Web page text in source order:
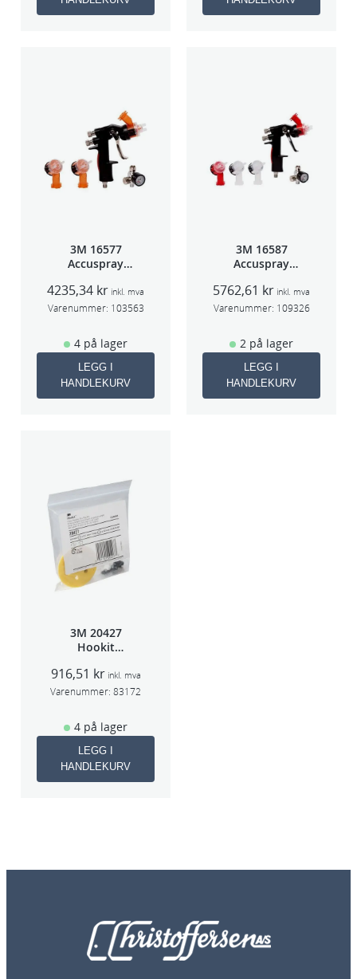
3M 16577
Accuspray
HG14
4235,34 kr inkl. mva
Varenummer: 103563
4 på lager
LEGG I
HANDLEKURV
3M 16587
Accuspray
HGP
5762,61 kr inkl. mva
Varenummer: 109326
2 på lager
LEGG I
HANDLEKURV
3M 20427
Hookit
50663
916,51 kr inkl. mva
Varenummer: 83172
4 på lager
LEGG I
HANDLEKURV